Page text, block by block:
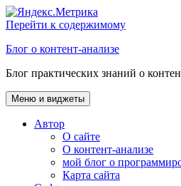
Перейти к содержимому
Блог о контент-анализе
Блог практических знаний о
Меню и виджеты
Автор
О сайте
О контент-анализе
мой блог о
Карта сайта